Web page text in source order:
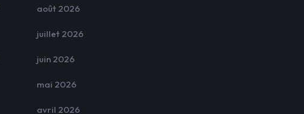
août 2026
juillet 2026
juin 2026
mai 2026
avril 2026